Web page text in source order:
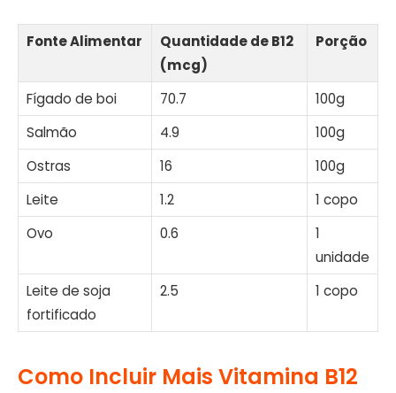
Fonte Alimentar
Quantidade de B12
(mcg)
Porção
Fígado de boi 70.7
100g
Salmão
4.9
100g
Ostras
16
100g
Leite
1.2
1 copo
Ovo
0.6
1
unidade
Leite de soja
fortificado
2.5 1 copo
Como Incluir Mais Vitamina B12